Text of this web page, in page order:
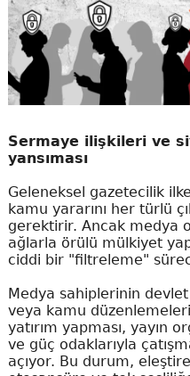
Sermaye ilişkileri ve
yansıması
Geleneksel gazetecilik
kamu yararını her türlü
gerektirir. Ancak medya
ağlarla örülü mülkiyet
ciddi bir "filtreleme"
Medya sahiplerinin
veya kamu
yatırım yapması, yayın
ve güç odaklarıyla
açıyor. Bu durum,